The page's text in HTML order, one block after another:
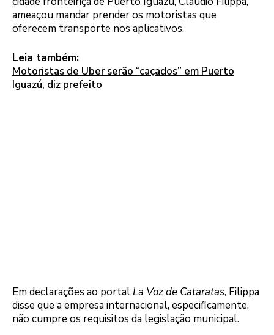
ameaçou mandar prender os motoristas que
oferecem transporte nos aplicativos.
Leia também:
Motoristas de Uber serão “caçados” em Puerto
Iguazú, diz prefeito
Em declarações ao portalLa Voz de Cataratas, Filippa
disse que a empresa internacional, especificamente,
não cumpre os requisitos da legislação municipal.